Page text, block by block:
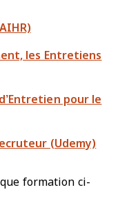
les Entretiens
pour le
(Udemy)
formation ci-